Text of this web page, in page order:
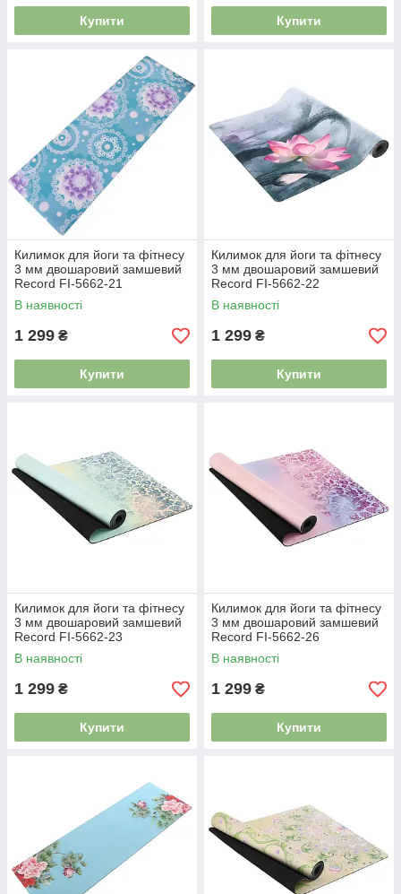
Купити Купити
Килимок для йоги та фітнесу
3 мм двошаровий замшевий
Record FI-5662-21
В наявності
1 299 ₴
Купити
Килимок для йоги та фітнесу
3 мм двошаровий замшевий
Record FI-5662-22
В наявності
1 299 ₴
Купити
Килимок для йоги та фітнесу
3 мм двошаровий замшевий
Record FI-5662-23
В наявності
1 299 ₴
Купити
Килимок для йоги та фітнесу
3 мм двошаровий замшевий
Record FI-5662-26
В наявності
1 299 ₴
Купити